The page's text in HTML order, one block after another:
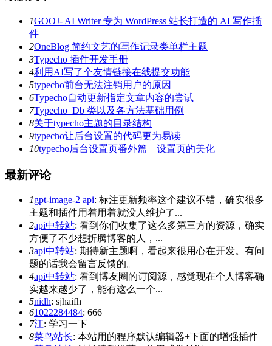
1GOOJ- AI Writer 专为 WordPress 站长打造的 AI 写作插
件
2OneBlog 简约文艺的写作记录类单栏主题
3Typecho 插件开发手册
4利用AI写了个友情链接在线提交功能
5typecho前台无法注销用户的原因
6Typecho自动更新指定文章内容的尝试
7Typecho_Db 类以及各方法基础用例
8关于typecho主题的目录结构
9typecho让后台设置的代码更为易读
10typecho后台设置页番外篇—设置页的美化
最新评论
1gpt-image-2 api: 标注更新频率这个建议不错，确实很多
主题和插件用着用着就没人维护了...
2api中转站: 看到你们收集了这么多第三方的资源，确实
方便了不少想折腾博客的人，...
3api中转站: 期待新主题啊，看起来很用心在开发。有问
题的话我会留言反馈的。
4api中转站: 看到博友圈的订阅源，感觉现在个人博客确
实越来越少了，能有这么一个...
5nidh: sjhaifh
61022284484: 666
7江: 学习一下
8菜鸟站长: 本站用的程序默认编辑器+下面的增强插件